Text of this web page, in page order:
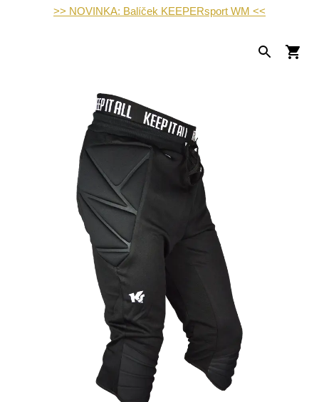
>> NOVINKA: Balíček KEEPERsport WM <<